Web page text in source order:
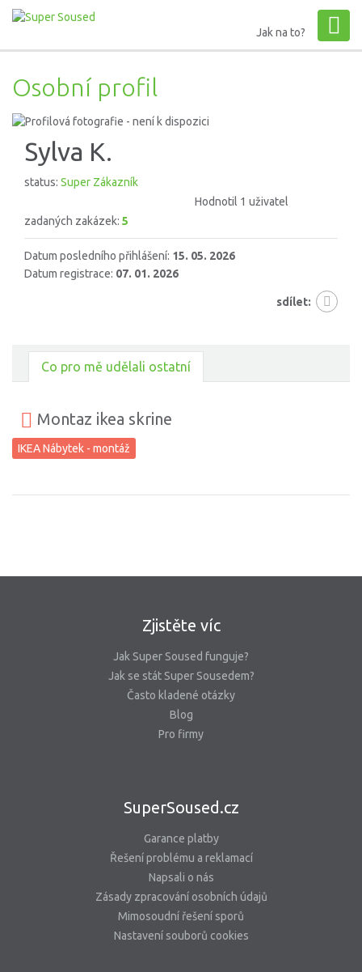
Jak na to?
Osobní profil
Sylva K.
status: Super Zákazník
Hodnotil 1 uživatel
zadaných zakázek: 5
Datum posledního přihlášení: 15. 05. 2026
Datum registrace: 07. 01. 2026
sdílet:
Co pro mě udělali ostatní
Montaz ikea skrine
IKEA Nábytek - montáž
Zjistěte víc
Jak Super Soused funguje?
Jak se stát Super Sousedem?
Často kladené otázky
Blog
Pro firmy
SuperSoused.cz
Garance platby
Řešení problému a reklamací
Napsali o nás
Zásady zpracování osobních údajů
Mimosoudní řešení sporů
Nastavení souborů cookies